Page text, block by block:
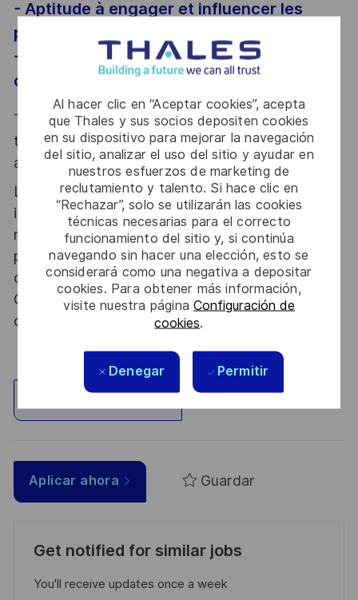
Al hacer clic en “Aceptar cookies”, acepta
que Thales y sus socios depositen cookies
en su dispositivo para mejorar la navegación
del sitio, analizar el uso del sitio y ayudar en
nuestros esfuerzos de marketing de
reclutamiento y talento. Si hace clic en
“Rechazar”, solo se utilizarán las cookies
técnicas necesarias para el correcto
funcionamiento del sitio y, si continúa
navegando sin hacer una elección, esto se
considerará como una negativa a depositar
cookies. Para obtener más información,
visite nuestra páginaConfiguración de
cookies.
Denegar Permitir
- Aptitude à engager et influencer les
parties prenantes
- Créativité pour satisfaire pleinement le
client
Thales, entreprise Handi-Engagée, reconnait
tous les talents. La diversité est notre meilleur
atout. Postulez et rejoignez nous !
Le poste pouvant nécessiter d'accéder à des
informations relevant du secret de la défense
nationale, la personne retenue fera l'objet d'une
procédure d’habilitation, conformément aux
dispositions des articles R.2311-1 et suivants du
Code de la défense et de l’IGI 1300 SGDSN/PSE
du 09 août 2021.
Aplicar ahora Guardar
Get notified for similar jobs
You'll receive updates once a week